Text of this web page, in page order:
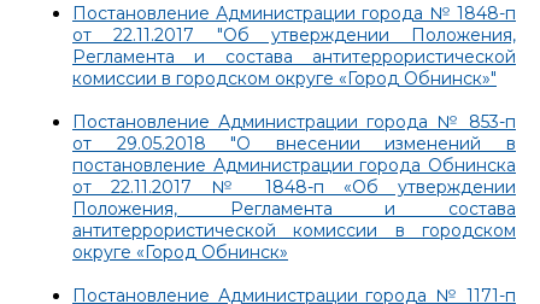
Постановление Администрации города № 1848-п
от 22.11.2017 "Об утверждении Положения,
Регламента и состава антитеррористической
комиссии в городском округе «Город Обнинск»"
Постановление Администрации города № 853-п
от 29.05.2018 "О внесении изменений в
постановление Администрации города Обнинска
от 22.11.2017 № 1848-п «Об утверждении
Положения, Регламента и состава
антитеррористической комиссии в городском
округе «Город Обнинск»
Постановление Администрации города № 1171-п